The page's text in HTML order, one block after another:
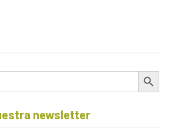
Botón de
newsletter